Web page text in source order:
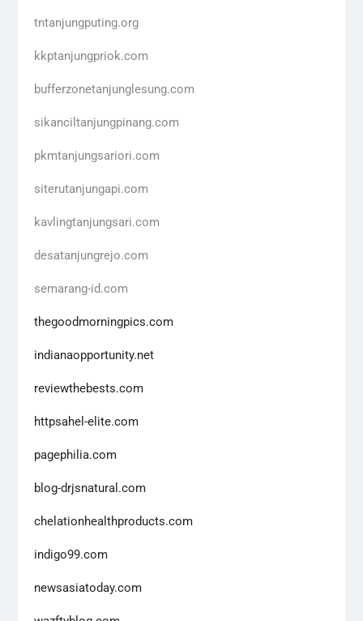
tntanjungputing.org
kkptanjungpriok.com
bufferzonetanjunglesung.com
sikanciltanjungpinang.com
pkmtanjungsariori.com
siterutanjungapi.com
kavlingtanjungsari.com
desatanjungrejo.com
semarang-id.com
thegoodmorningpics.com
indianaopportunity.net
reviewthebests.com
httpsahel-elite.com
pagephilia.com
blog-drjsnatural.com
chelationhealthproducts.com
indigo99.com
newsasiatoday.com